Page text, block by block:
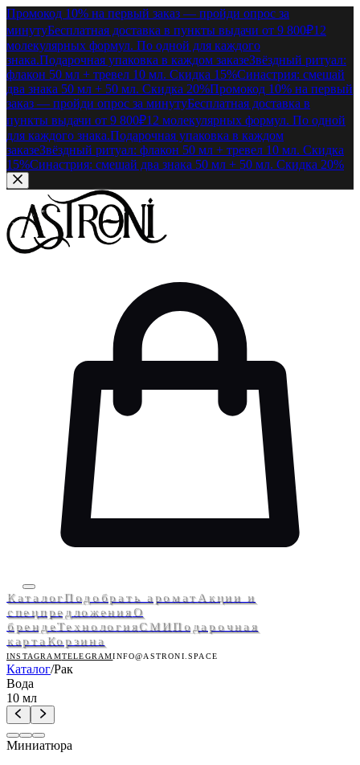
Промокод 10% на первый заказ — пройди опрос за
минутуБесплатная доставка в пункты выдачи от 9 800₽12
молекулярных формул. По одной для каждого
знака.Подарочная упаковка в каждом заказеЗвёздный ритуал:
флакон 50 мл + тревел 10 мл. Скидка 15%Синастрия: смешай
два знака 50 мл + 50 мл. Скидка 20%Промокод 10% на первый
заказ — пройди опрос за минутуБесплатная доставка в
пункты выдачи от 9 800₽12 молекулярных формул. По одной
для каждого знака.Подарочная упаковка в каждом
заказеЗвёздный ритуал: флакон 50 мл + тревел 10 мл. Скидка
15%Синастрия: смешай два знака 50 мл + 50 мл. Скидка 20%
Перейти к содержимому
КаталогПодобрать аромат Акции и
спецпредложенияО
брендеТехнологияСМИПодарочная
карта Корзина
INSTAGRAMTELEGRAMINFO@ASTRONI.SPACE
Каталог/Рак
Вода
10 мл
Миниатюра